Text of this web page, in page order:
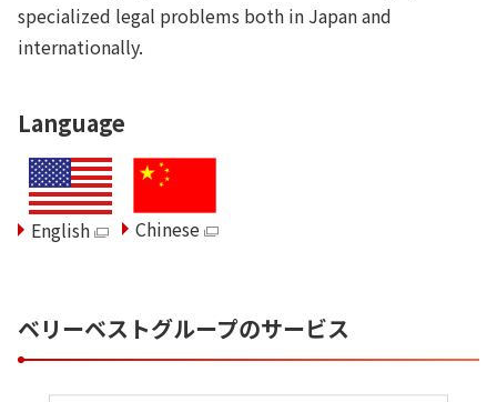
specialized legal problems both in Japan and
internationally.
Language
English Chinese
ベリーベストグループのサービス